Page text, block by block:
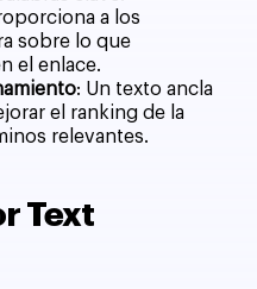
a los
sobre lo que
el enlace.
: Un texto ancla
el ranking de la
relevantes.
Text